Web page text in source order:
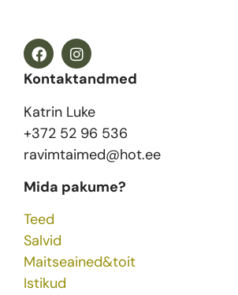
Kontaktandmed
Katrin Luke
+372 52 96 536
ravimtaimed@hot.ee
Mida pakume?
Teed
Salvid
Maitseained&toit
Istikud